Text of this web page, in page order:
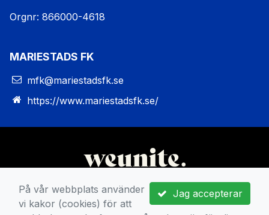
Orgnr: 866000-4618
MARIESTADS FK
mfk@mariestadsfk.se
https://www.mariestadsfk.se/
Jag accepterar
På vår webbplats använder
vi kakor (cookies) för att